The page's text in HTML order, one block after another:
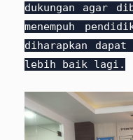
dukungan agar
menempuh
diharapkan dapat
lebih baik lagi.